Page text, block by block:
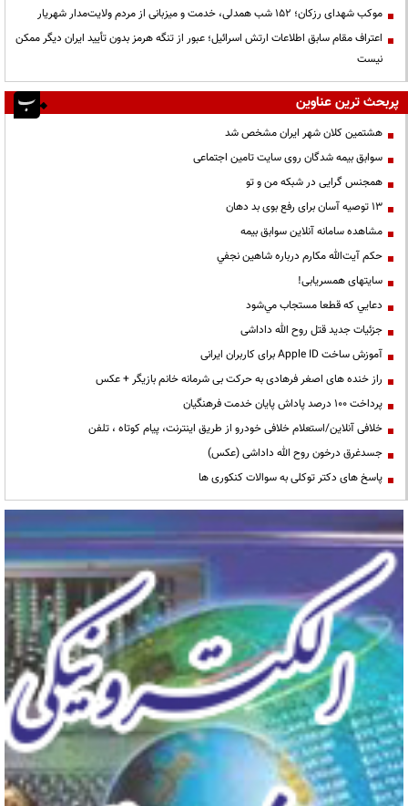
موکب شهدای رزکان؛ ۱۵۲ شب همدلی، خدمت و میزبانی از مردم ولایت‌مدار شهریار
اعتراف مقام سابق اطلاعات ارتش اسرائیل؛ عبور از تنگه هرمز بدون تأیید ایران دیگر ممکن
نیست
پربحث ترین عناوین
هشتمین کلان شهر ایران مشخص شد
سوابق بیمه شدگان روی سایت تامین اجتماعی
همجنس گرایی در شبکه من و تو
13 توصیه آسان برای رفع بوی بد دهان
مشاهده سامانه آنلاين سوابق بیمه
حكم آيت‌الله مكارم درباره شاهين نجفي
سایتهای همسریابی!
دعايي كه قطعا مستجاب مي‌شود
جزئیات جدید قتل روح الله داداشی
آموزش ساخت Apple ID برای کاربران ایرانی
راز خنده های اصغر فرهادی به حرکت بی شرمانه خانم بازیگر + عکس
پرداخت ۱۰۰ درصد پاداش پایان خدمت فرهنگیان
خلافی آنلاین/استعلام خلافی خودرو از طریق اینترنت، پیام کوتاه ، تلفن
جسدغرق درخون روح الله داداشی (عکس)
پاسخ های دکتر توکلی به سوالات کنکوری ها